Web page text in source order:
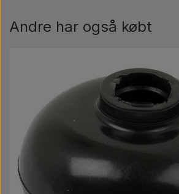
Andre har også købt